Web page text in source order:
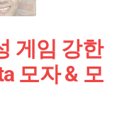
게임 강한
모자 & 모